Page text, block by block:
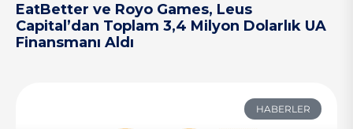
EatBetter ve Royo Games, Leus
Capital’dan Toplam 3,4 Milyon Dolarlık UA
Finansmanı Aldı
HABERLER